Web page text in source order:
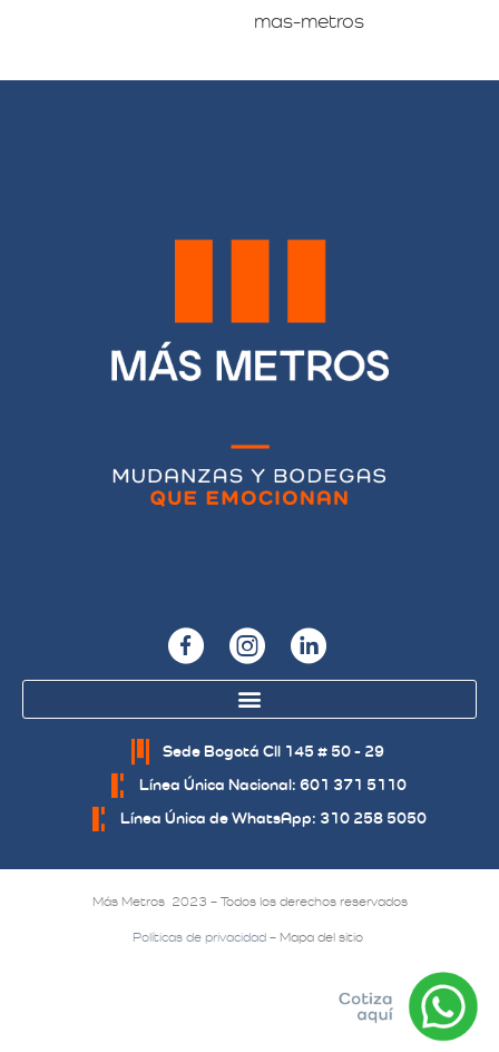
Sede Bogotá Cll 145 # 50 - 29
Línea Única Nacional: 601 371 5110
Línea Única de WhatsApp: 310 258 5050
Más Metros 2023 – Todos los derechos reservados
Políticas de privacidad – Mapa del sitio